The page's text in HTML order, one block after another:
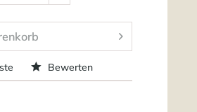
Bewerten